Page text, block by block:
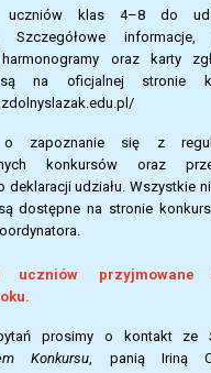
uczniów klas 4–8 do
Szczegółowe
oraz karty
na oficjalnej stronie
o zapoznanie się z
konkursów oraz
deklaracji udziału. Wszystkie
dostępne na stronie
uczniów
prosimy o kontakt ze
Konkursu , panią Iriną